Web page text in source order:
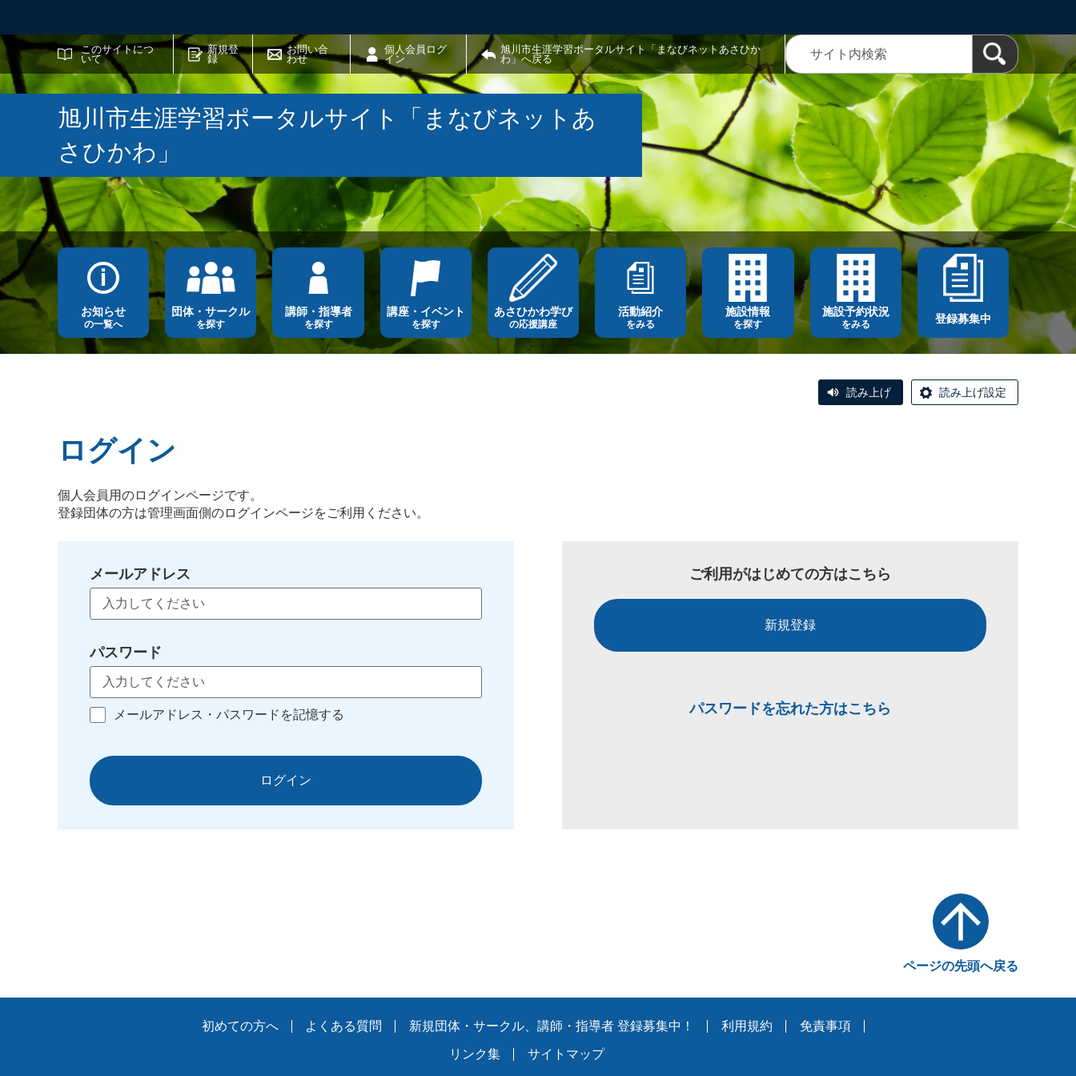
このサイトにつ
いて
新規登
録
お問い合
わせ
個人会員ログ
イン
旭川市生涯学習ポータルサイト「まなびネットあさひか
わ」へ戻る
サイト内検索
旭川市生涯学習ポータルサイト「まなびネットあ
さひかわ」
お知らせ
の一覧へ
団体・サークル
を探す
講師・指導者
を探す
講座・イベント
を探す
あさひかわ学び
の応援講座
活動紹介
をみる
施設情報
を探す
施設予約状況
をみる 登録募集中
読み上げ 読み上げ設定
ログイン
個人会員用のログインページです。
登録団体の方は管理画面側のログインページをご利用ください。
メールアドレス
パスワード
メールアドレス・パスワードを記憶する
ログイン
ご利用がはじめての方はこちら
新規登録
パスワードを忘れた方はこちら
ページの先頭へ戻る
初めての方へ よくある質問 新規団体・サークル、講師・指導者 登録募集中！ 利用規約 免責事項
リンク集 サイトマップ